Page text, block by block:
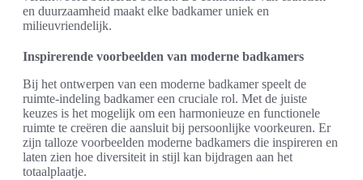
en duurzaamheid maakt elke badkamer uniek en
milieuvriendelijk.
Inspirerende voorbeelden van moderne badkamers
Bij het ontwerpen van een moderne badkamer speelt de
ruimte-indeling badkamer een cruciale rol. Met de juiste
keuzes is het mogelijk om een harmonieuze en functionele
ruimte te creëren die aansluit bij persoonlijke voorkeuren. Er
zijn talloze voorbeelden moderne badkamers die inspireren en
laten zien hoe diversiteit in stijl kan bijdragen aan het
totaalplaatje.